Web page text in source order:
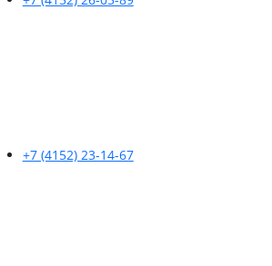
+7 (4152) 23-14-67